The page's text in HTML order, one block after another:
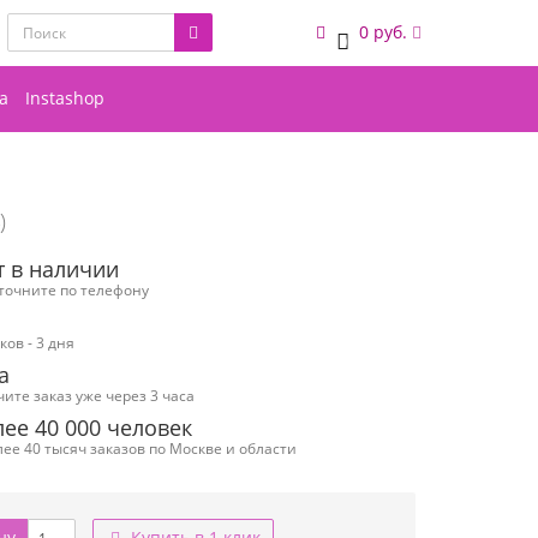
0 0 руб.
Instashop
в наличии
по телефону
- 3 дня
заказ уже через 3 часа
40 000 человек
40 тысяч заказов по Москве и области